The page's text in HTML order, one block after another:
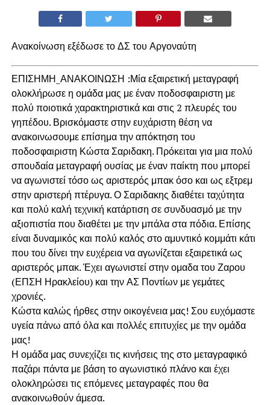
Ανακοίνωση εξέδωσε το ΔΣ του Αργοναύτη
ΕΠΙΣΗΜΗ_ΑΝΑΚΟΙΝΩΣΗ :Μία εξαιρετική μεταγραφή
ολοκλήρωσε η ομάδα μας με έναν ποδοσφαιριστη με
πολύ ποιοτικά χαρακτηριστικά και στις 2 πλευρές του
γηπέδου. Βρισκόμαστε στην ευχάριστη θέση να
ανακοινωσουμε επίσημα την απόκτηση του
ποδοσφαιριστη Κώστα Σαριδακη. Πρόκειται για μια πολύ
σπουδαία μεταγραφή ουσίας με έναν παίκτη που μπορεί
να αγωνιστεί τόσο ως αριστερός μπακ όσο και ως εξτρεμ
στην αριστερή πτέρυγα. Ο Σαριδακης διαθέτει ταχύτητα
και πολύ καλή τεχνική κατάρτιση σε συνδυασμό με την
αξιοπιστία που διαθέτει με την μπάλα στα πόδια. Επίσης
είναι δυναμικός και πολύ καλός στο αμυντικό κομμάτι κάτι
που του δίνει την ευχέρεια να αγωνίζεται εξαιρετικά ως
αριστερός μπακ. Έχει αγωνιστεί στην ομαδα του Ζαρου
(ΕΠΣΗ Ηρακλείου) και την ΑΣ Ποντίων με γεμάτες
χρονιές.
Κώστα καλώς ήρθες στην οικογένεια μας! Σου ευχόμαστε
υγεία πάνω από όλα και πολλές επιτυχίες με την ομάδα
μας!
Η ομάδα μας συνεχίζει τις κινήσεις της στο μεταγραφικό
παζάρι πάντα με βάση το αγωνιστικό πλάνο και έχει
ολοκληρώσει τις επόμενες μεταγραφές που θα
ανακοινωθούν άμεσα.